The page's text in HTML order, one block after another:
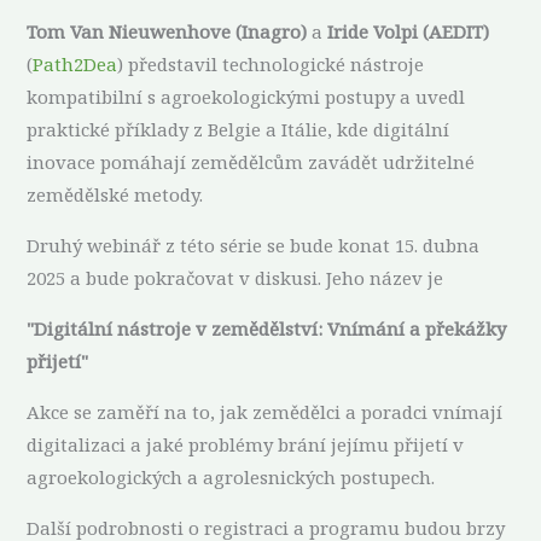
Tom Van Nieuwenhove (Inagro) aIride Volpi (AEDIT)
(Path2Dea) představil technologické nástroje
kompatibilní s agroekologickými postupy a uvedl
praktické příklady z Belgie a Itálie, kde digitální
inovace pomáhají zemědělcům zavádět udržitelné
zemědělské metody.
Druhý webinář z této série se bude konat 15. dubna
2025 a bude pokračovat v diskusi. Jeho název je
"Digitální nástroje v zemědělství: Vnímání a překážky
přijetí"
Akce se zaměří na to, jak zemědělci a poradci vnímají
digitalizaci a jaké problémy brání jejímu přijetí v
agroekologických a agrolesnických postupech.
Další podrobnosti o registraci a programu budou brzy